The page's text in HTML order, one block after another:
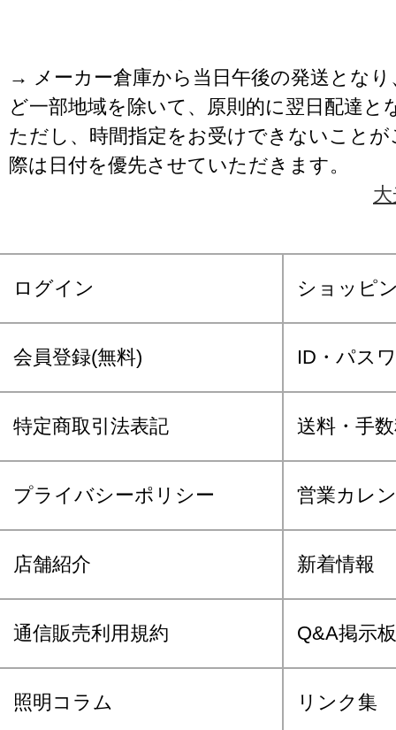
→ メーカー倉庫から当日午後の発送となり
ど一部地域を除いて、原則的に翌日配達と
ただし、時間指定をお受けできないこと
際は日付を優先させていただきます。
ログイン ショッピ
会員登録(無料) ID・パス
特定商取引法表記 送料・手
プライバシーポリシー 営業カレ
店舗紹介 新着情報
通信販売利用規約 Q&A掲示板
照明コラム リンク集